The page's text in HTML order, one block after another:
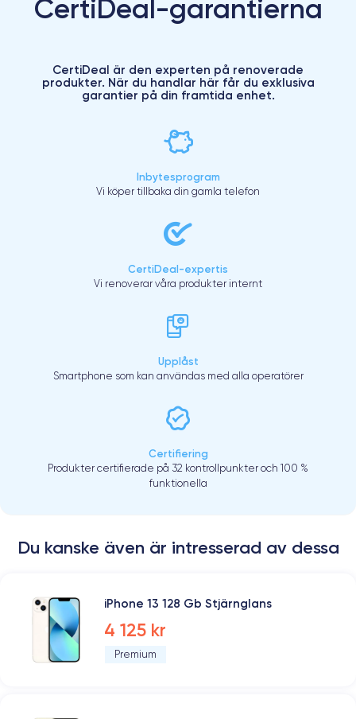
CertiDeal-garantierna
CertiDeal är den experten på renoverade
produkter. När du handlar här får du exklusiva
garantier på din framtida enhet.
Inbytesprogram
Vi köper tillbaka din gamla telefon
CertiDeal-expertis
Vi renoverar våra produkter internt
Upplåst
Smartphone som kan användas med alla operatörer
Certifiering
Produkter certifierade på 32 kontrollpunkter och 100 %
funktionella
Du kanske även är intresserad av dessa
iPhone 13 128 Gb Stjärnglans
4 125 kr
Premium